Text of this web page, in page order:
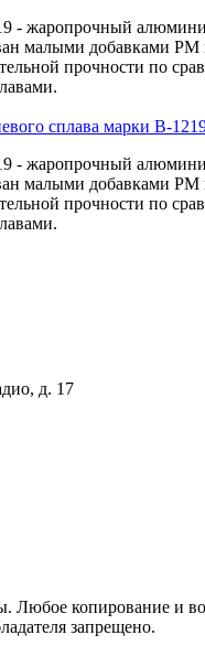
- жаропрочный
малыми добавками
прочности по
сплава марки В-
- жаропрочный
малыми добавками
прочности по
д. 17
копирование и
запрещено.